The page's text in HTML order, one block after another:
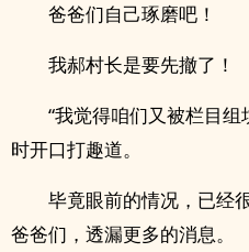
爸爸们自己琢磨吧！
我郝村长是要先撤了！
“我觉得咱们又被栏目
时开口打趣道。
毕竟眼前的情况，已经
爸爸们，透漏更多的消息。